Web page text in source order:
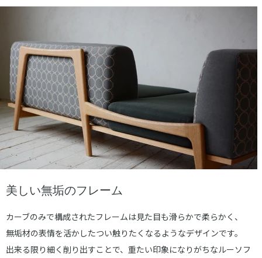
美しい無垢のフレーム
カーブのみで構成されたフレームは見た目も滑らかで柔らかく、
無垢材の表情を活かしたつい触りたくなるようなデザインです。
出来る限り細く削り出すことで、重たい印象になりがちなルーソフ